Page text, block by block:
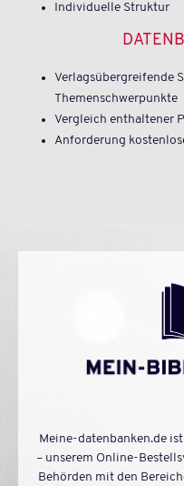
Individuelle Struktur
Verlagsübergreifende
Themenschwerpunkte
Vergleich enthaltener
Anforderung
Die
Meine-datenbanken.de
– unserem Online-
Behörden mit den